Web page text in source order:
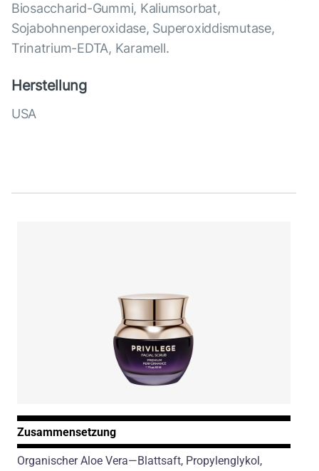
Biosaccharid-Gummi, Kaliumsorbat,
Sojabohnenperoxidase, Superoxiddismutase,
Trinatrium-EDTA, Karamell.
Herstellung
USA
Zusammensetzung
Organischer Aloe Vera—Blattsaft, Propylenglykol,